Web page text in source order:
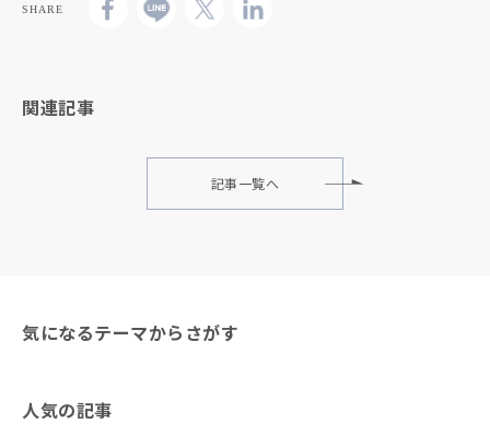
SHARE
関連記事
記事一覧へ
気になるテーマからさがす
人気の記事